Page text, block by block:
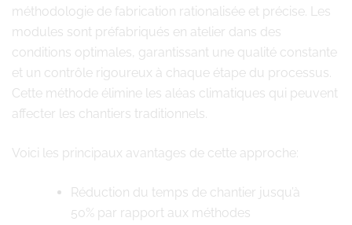
méthodologie de fabrication rationalisée et précise. Les
modules sont préfabriqués en atelier dans des
conditions optimales, garantissant une qualité constante
et un contrôle rigoureux à chaque étape du processus.
Cette méthode élimine les aléas climatiques qui peuvent
affecter les chantiers traditionnels.
Voici les principaux avantages de cette approche:
Réduction du temps de chantier jusqu’à
50% par rapport aux méthodes